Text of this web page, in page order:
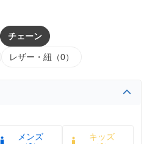
チェーン
レザー・紐（0）
メンズ
キッズ